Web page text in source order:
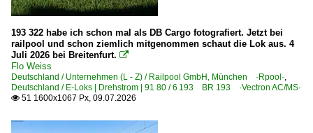
KLV Sattelauflieger-Züge
KLV Winner-KLV-Züge
Kohle-, Erz- und Kokszüge
Röhrenzüge
193 322 habe ich schon mal als DB Cargo fotografiert. Jetzt bei
railpool und schon ziemlich mitgenommen schaut die Lok aus. 4
Juli 2026 bei Breitenfurt. 
Flo Weiss
Deutschland / Unternehmen (L - Z) / Railpool GmbH, München ·Rpool·,
Deutschland / E-Loks | Drehstrom | 91 80 / 6 193 BR 193 ·Vectron AC/MS·
 51 1600x1067 Px, 09.07.2026